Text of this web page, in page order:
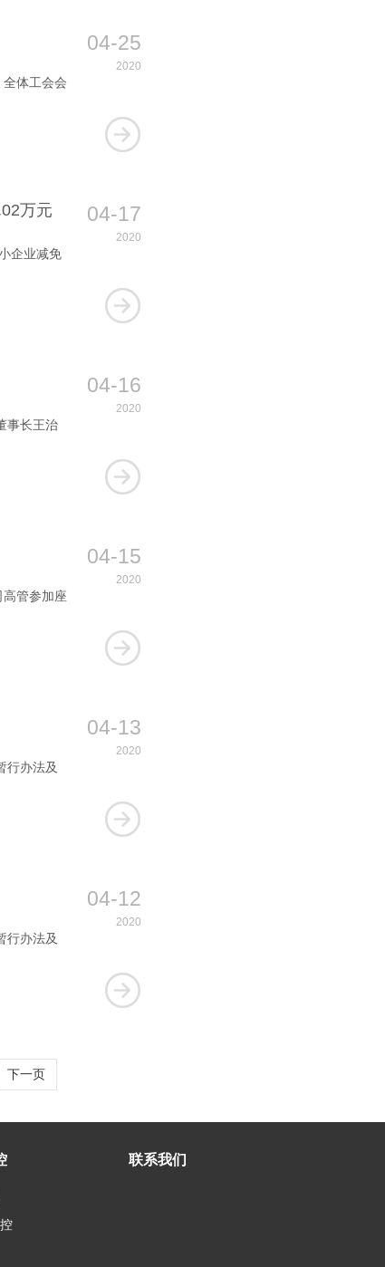
04-25
2020
体工会会
万元 04-17
2020
企业减免
04-16
2020
事长王治
04-15
2020
管参加座
04-13
2020
行办法及
04-12
2020
行办法及
下一页
联系我们